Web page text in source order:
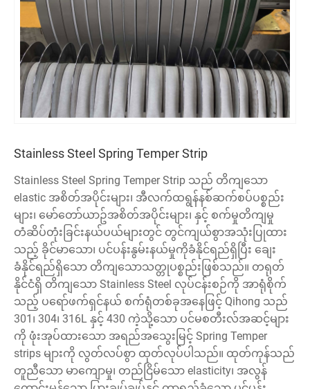
Stainless Steel Spring Temper Strip
Stainless Steel Spring Temper Strip သည် တိကျသော
elastic အစိတ်အပိုင်းများ၊ အီလက်ထရွန်နစ်ဆက်စပ်ပစ္စည်း
များ၊ မော်တော်ယာဥ်အစိတ်အပိုင်းများ၊ နှင့် စက်မှုတိကျမှု
တံဆိပ်တုံးခြင်းနယ်ပယ်များတွင် တွင်ကျယ်စွာအသုံးပြုထား
သည့် ခိုင်မာသော၊ ပင်ပန်းနွမ်းနယ်မှုကိုခံနိုင်ရည်ရှိပြီး ချေး
ခံနိုင်ရည်ရှိသော တိကျသောသတ္တုပစ္စည်းဖြစ်သည်။ တရုတ်
နိုင်ငံရှိ တိကျသော Stainless Steel လုပ်ငန်းစဉ်ကို အာရုံစိုက်
သည့် ပရော်ဖက်ရှင်နယ် စက်ရုံတစ်ခုအနေဖြင့် Qihong သည်
301၊ 304၊ 316L နှင့် 430 ကဲ့သို့သော ပင်မစတီးလ်အဆင့်များ
ကို ဖုံးအုပ်ထားသော အရည်အသွေးမြင့် Spring Temper
strips များကို လွတ်လပ်စွာ ထုတ်လုပ်ပါသည်။ ထုတ်ကုန်သည်
တူညီသော မာကျောမှု၊ တည်ငြိမ်သော elasticity၊ အလွန်